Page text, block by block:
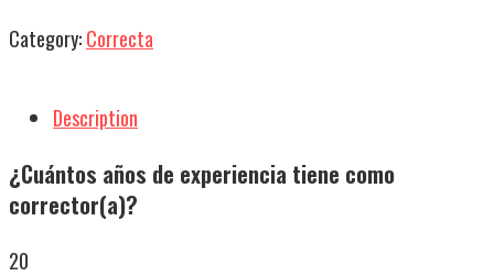
Category:Correcta
Description
¿Cuántos años de experiencia tiene como
corrector(a)?
20